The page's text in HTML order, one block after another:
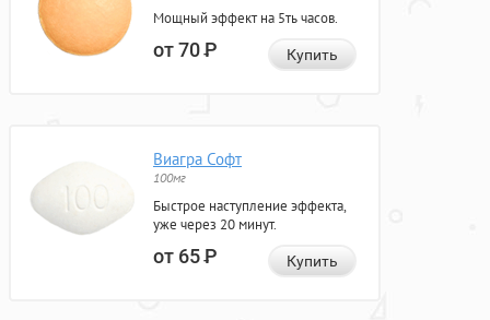
Мощный эффект на 5ть часов.
от 70Р Купить
Виагра Софт
100мг
Быстрое наступление эффекта,
уже через 20 минут.
от 65Р Купить